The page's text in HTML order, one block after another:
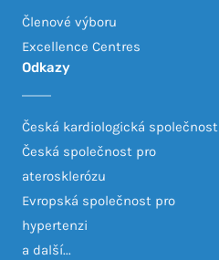
Odkazy
Česká kardiologická společnost
Česká společnost pro
aterosklerózu
Evropská společnost pro
hypertenzi
a další...
Členové výboru
Excellence Centres